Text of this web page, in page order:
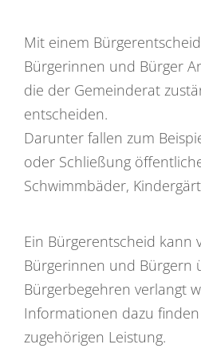
Mit einem
Bürgerinnen und Bürger
die der Gemeinderat
entscheiden.
Darunter fallen zum
oder Schließung
Schwimmbäder,
Ein Bürgerentscheid kann
Bürgerinnen und Bürgern
Bürgerbegehren verlangt
Informationen dazu
zugehörigen Leistung.